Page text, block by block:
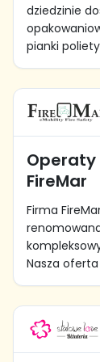
dziedzinie
pianki
Operaty
FireMar
Firma
Nasza